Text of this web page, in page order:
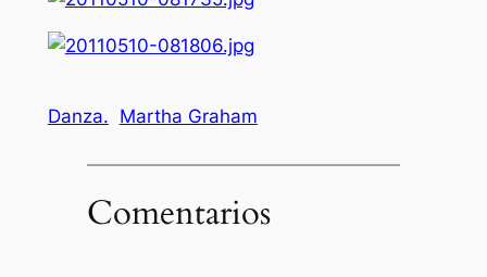
Danza. Martha Graham
Comentarios